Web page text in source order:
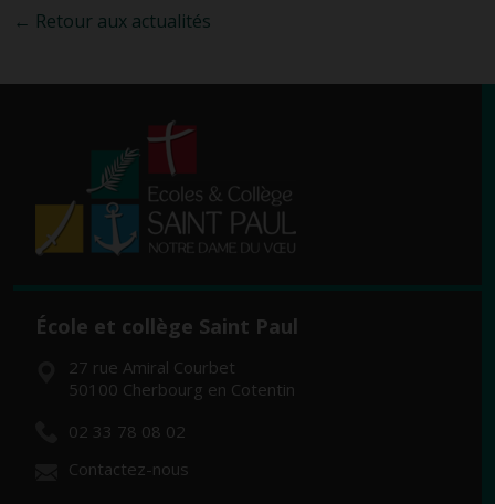
← Retour aux actualités
École et collège Saint Paul
27 rue Amiral Courbet
50100 Cherbourg en Cotentin
02 33 78 08 02
Contactez-nous